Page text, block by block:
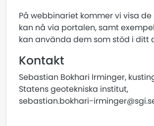
På webbinariet kommer vi visa
kan nå via portalen, samt
kan använda dem som stöd i ditt
Kontakt
Sebastian Bokhari Irminger,
Statens geotekniska institut,
sebastian.bokhari-